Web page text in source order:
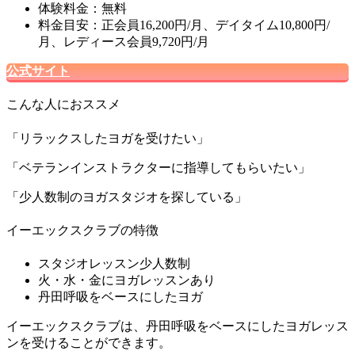
体験料金：無料
料金目安：正会員16,200円/月、デイタイム10,800円/
月、レディース会員9,720円/月
公式サイト
こんな人におススメ
「リラックスしたヨガを受けたい」
「ベテランインストラクターに指導してもらいたい」
「少人数制のヨガスタジオを探している」
イーエックスクラブの特徴
スタジオレッスン少人数制
火・水・金にヨガレッスンあり
丹田呼吸をベースにしたヨガ
イーエックスクラブは、丹田呼吸をベースにしたヨガレッス
ンを受けることができます。